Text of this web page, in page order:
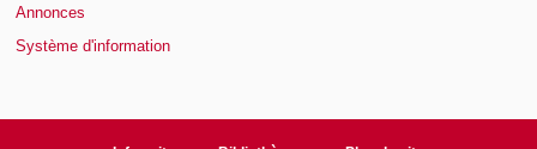
Annonces
Système d'information